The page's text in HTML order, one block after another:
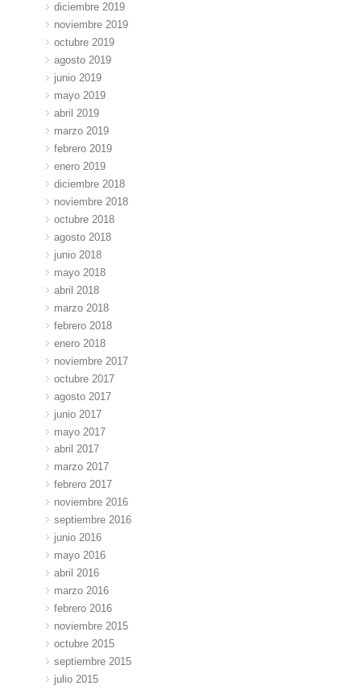
diciembre 2019
noviembre 2019
octubre 2019
agosto 2019
junio 2019
mayo 2019
abril 2019
marzo 2019
febrero 2019
enero 2019
diciembre 2018
noviembre 2018
octubre 2018
agosto 2018
junio 2018
mayo 2018
abril 2018
marzo 2018
febrero 2018
enero 2018
noviembre 2017
octubre 2017
agosto 2017
junio 2017
mayo 2017
abril 2017
marzo 2017
febrero 2017
noviembre 2016
septiembre 2016
junio 2016
mayo 2016
abril 2016
marzo 2016
febrero 2016
noviembre 2015
octubre 2015
septiembre 2015
julio 2015